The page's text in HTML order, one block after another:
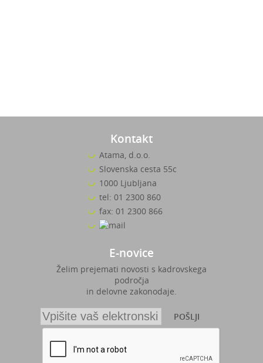
Kontakt
Atama, d.o.o.
Slovenska cesta 55c
1000 Ljubljana
tel: 01 2300 860
fax: 01 2300 866
E-novice
Želim prejemati novosti s kadrovskega
področja
in delovne zakonodaje.
POŠLJI